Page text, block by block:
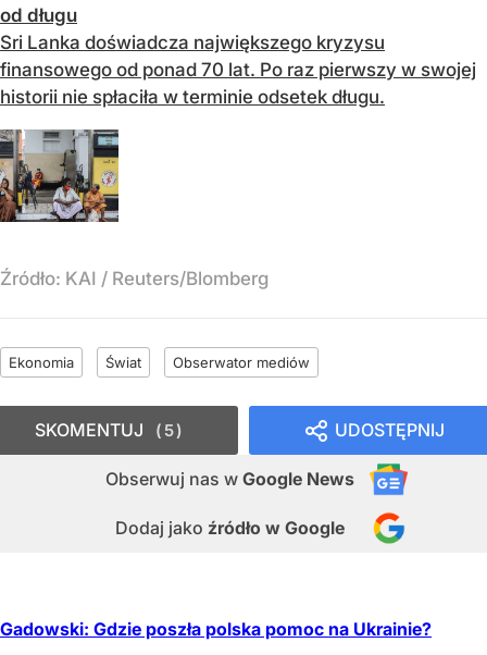
od długu
Sri Lanka doświadcza największego kryzysu
finansowego od ponad 70 lat. Po raz pierwszy w swojej
historii nie spłaciła w terminie odsetek długu.
Źródło: KAI / Reuters/Blomberg
Ekonomia Świat Obserwator mediów
UDOSTĘPNIJ
Obserwuj nas w Google News
Dodaj jako źródło w Google
SKOMENTUJ 5
Gadowski: Gdzie poszła polska pomoc na Ukrainie?